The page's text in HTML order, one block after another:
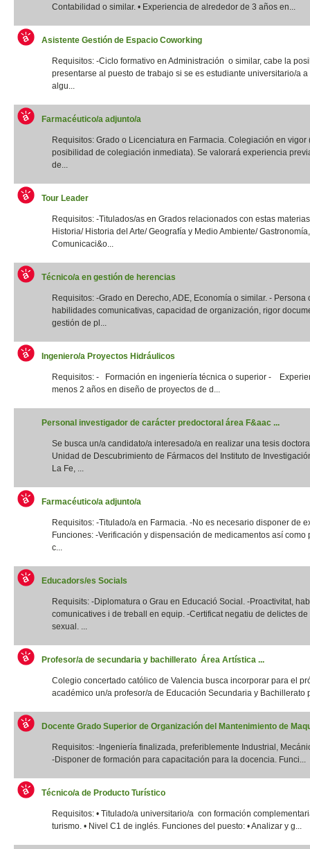
Contabilidad o similar. • Experiencia de alrededor de 3 años en...
Asistente Gestión de Espacio Coworking
Requisitos: -Ciclo formativo en Administración o similar, cabe la
presentarse al puesto de trabajo si se es estudiante universitario/a a
algu...
Farmacéutico/a adjunto/a
Requisitos: Grado o Licenciatura en Farmacia. Colegiación en vigor
posibilidad de colegiación inmediata). Se valorará experiencia
de...
Tour Leader
Requisitos: -Titulados/as en Grados relacionados con estas
Historia/ Historia del Arte/ Geografía y Medio Ambiente/ Gastronomía,
Comunicaci&o...
Técnico/a en gestión de herencias
Requisitos: -Grado en Derecho, ADE, Economía o similar. - Persona
habilidades comunicativas, capacidad de organización, rigor
gestión de pl...
Ingeniero/a Proyectos Hidráulicos
Requisitos: - Formación en ingeniería técnica o superior -
menos 2 años en diseño de proyectos de d...
Personal investigador de carácter predoctoral área F&aac ...
Se busca un/a candidato/a interesado/a en realizar una tesis
Unidad de Descubrimiento de Fármacos del Instituto de
La Fe, ...
Farmacéutico/a adjunto/a
Requisitos: -Titulado/a en Farmacia. -No es necesario disponer de
Funciones: -Verificación y dispensación de medicamentos así como
c...
Educadors/es Socials
Requisits: -Diplomatura o Grau en Educació Social. -Proactivitat,
comunicatives i de treball en equip. -Certificat negatiu de delictes
sexual. ...
Profesor/a de secundaria y bachillerato Área Artística ...
Colegio concertado católico de Valencia busca incorporar para el
académico un/a profesor/a de Educación Secundaria y Bachillerato
Docente Grado Superior de Organización del Mantenimiento de
Requisitos: -Ingeniería finalizada, preferiblemente Industrial,
-Disponer de formación para capacitación para la docencia. Funci...
Técnico/a de Producto Turístico
Requisitos: • Titulado/a universitario/a con formación
turismo. • Nivel C1 de inglés. Funciones del puesto: • Analizar y g...